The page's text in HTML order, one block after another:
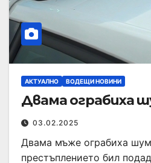
АКТУАЛНО ВОДЕЩИ НОВИНИ
Двама ограбиха
03.02.2025
Двама мъже ограбиха
престъплението бил